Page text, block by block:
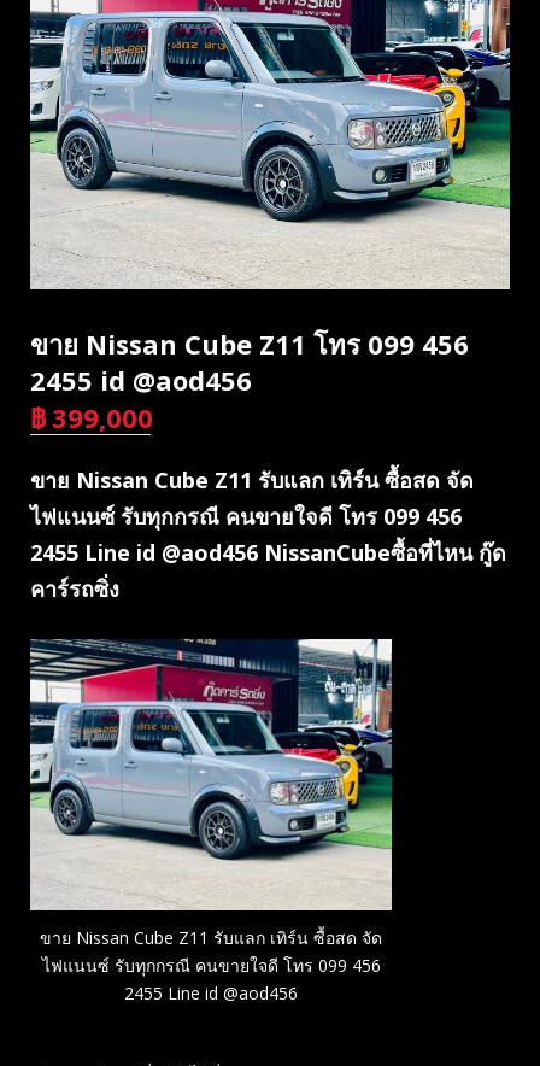
ขาย Nissan Cube Z11 โทร 099 456
2455 id @aod456
฿ 399,000
ขาย Nissan Cube Z11 รับแลก เทิร์น ซื้อสด จัด
ไฟแนนซ์ รับทุกกรณี คนขายใจดี โทร 099 456
2455 Line id @aod456 NissanCubeซื้อที่ไหน กู๊ด
คาร์รถซิ่ง
ขาย Nissan Cube Z11 รับแลก เทิร์น ซื้อสด จัด
ไฟแนนซ์ รับทุกกรณี คนขายใจดี โทร 099 456
2455 Line id @aod456